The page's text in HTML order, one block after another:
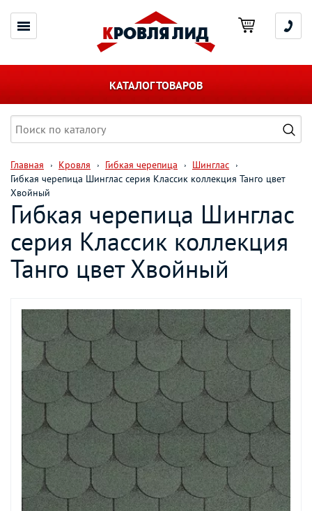
КАТАЛОГ ТОВАРОВ
Главная Кровля Гибкая черепица
Шинглас
Гибкая черепица Шинглас серия Классик коллекция Танго цвет
Хвойный
Гибкая черепица Шинглас
серия Классик коллекция
Танго цвет Хвойный